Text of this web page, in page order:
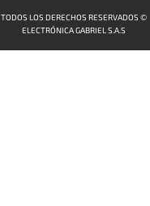
TODOS LOS DERECHOS RESERVADOS ©
ELECTRÓNICA GABRIEL S.A.S